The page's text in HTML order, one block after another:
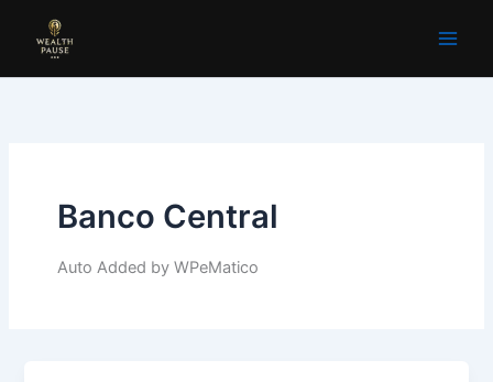
Banco Central
Auto Added by WPeMatico